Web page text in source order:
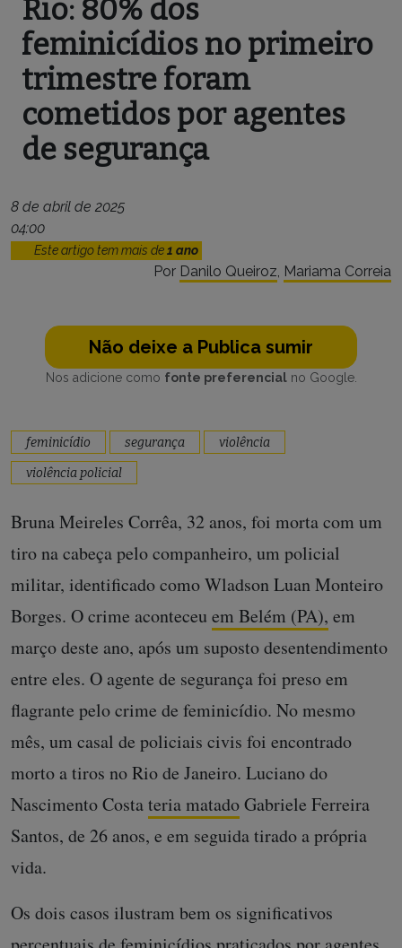
Rio: 80% dos
feminicídios no primeiro
trimestre foram
cometidos por agentes
de segurança
8 de abril de 2025
04:00
Este artigo tem mais de1 ano
Por Danilo Queiroz, Mariama Correia
Não deixe a Publica sumir
Nos adicione como fonte preferencialno Google.
feminicídio segurança
violência
violência policial
Bruna Meireles Corrêa, 32 anos, foi morta com um
tiro na cabeça pelo companheiro, um policial
militar, identificado como Wladson Luan Monteiro
Borges. O crime aconteceu em Belém (PA), em
março deste ano, após um suposto desentendimento
entre eles. O agente de segurança foi preso em
flagrante pelo crime de feminicídio. No mesmo
mês, um casal de policiais civis foi encontrado
morto a tiros no Rio de Janeiro. Luciano do
Nascimento Costateria matadoGabriele Ferreira
Santos, de 26 anos, e em seguida tirado a própria
vida.
Os dois casos ilustram bem os significativos